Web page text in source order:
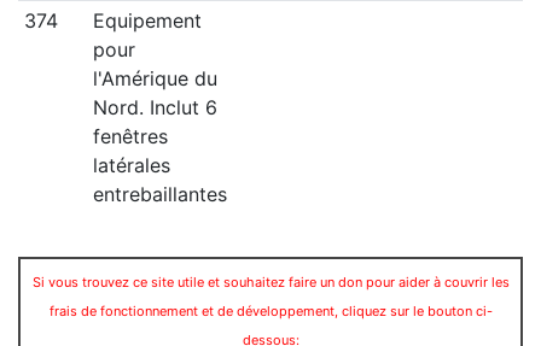
374
Equipement
pour
l'Amérique du
Nord. Inclut 6
fenêtres
latérales
entrebaillantes
Si vous trouvez ce site utile et souhaitez faire un don pour aider à couvrir les
frais de fonctionnement et de développement, cliquez sur le bouton ci-
dessous: